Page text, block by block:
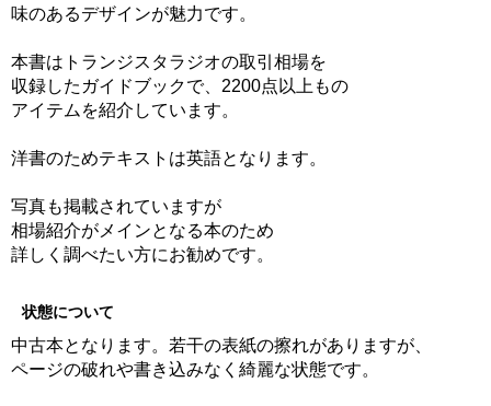
味のあるデザインが魅力です。
本書はトランジスタラジオの取引相場を
収録したガイドブックで、2200点以上もの
アイテムを紹介しています。
洋書のためテキストは英語となります。
写真も掲載されていますが
相場紹介がメインとなる本のため
詳しく調べたい方にお勧めです。
状態について
中古本となります。若干の表紙の擦れがありますが、
ページの破れや書き込みなく綺麗な状態です。